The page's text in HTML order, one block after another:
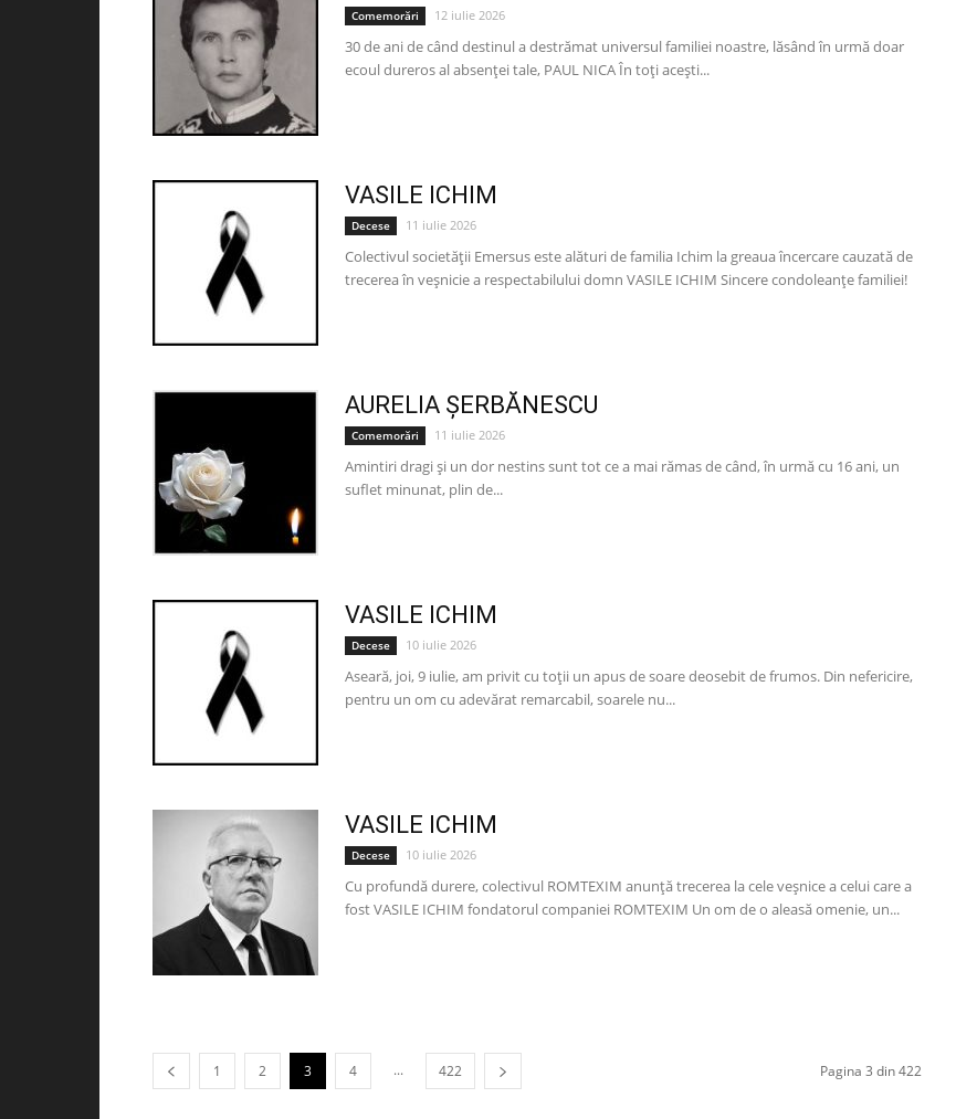
Comemorări 12 iulie 2026
30 de ani de când destinul a destrămat universul familiei noastre, lăsând în urmă doar
ecoul dureros al absenței tale, PAUL NICA În toți acești...
VASILE ICHIM
Decese 11 iulie 2026
Colectivul societății Emersus este alături de familia Ichim la greaua încercare cauzată de
trecerea în veșnicie a respectabilului domn VASILE ICHIM Sincere condoleanțe familiei!
AURELIA ȘERBĂNESCU
Comemorări 11 iulie 2026
Amintiri dragi și un dor nestins sunt tot ce a mai rămas de când, în urmă cu 16 ani, un
suflet minunat, plin de...
VASILE ICHIM
Decese 10 iulie 2026
Aseară, joi, 9 iulie, am privit cu toții un apus de soare deosebit de frumos. Din nefericire,
pentru un om cu adevărat remarcabil, soarele nu...
VASILE ICHIM
Decese 10 iulie 2026
Cu profundă durere, colectivul ROMTEXIM anunță trecerea la cele veșnice a celui care a
fost VASILE ICHIM fondatorul companiei ROMTEXIM Un om de o aleasă omenie, un...
1 2 3 4 ... 422 Pagina 3 din 422